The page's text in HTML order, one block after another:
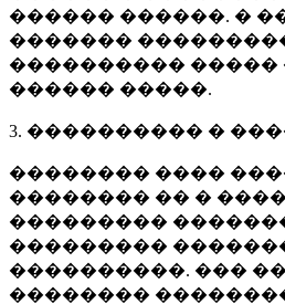
������ ������. �
�������
���������� �����
������ �����.
3. ���������� �
�������� ����
�������� �� �
���������
���������
����������. ���
��������